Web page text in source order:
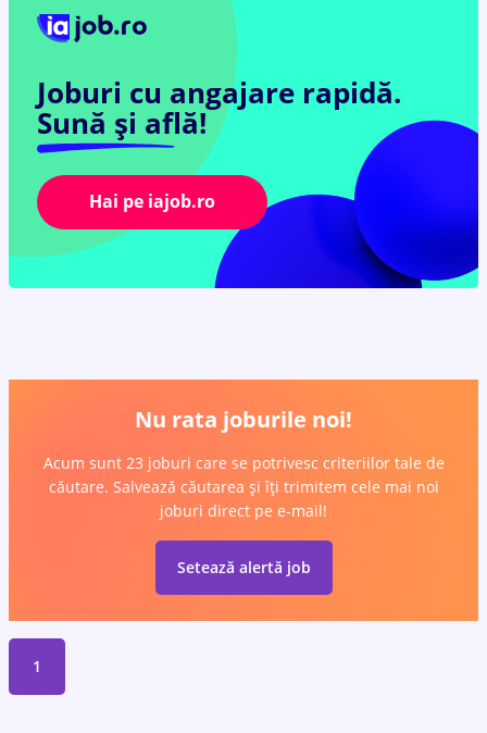
Joburi cu angajare rapidă.
Sună și află!
Hai pe iajob.ro
Nu rata joburile noi!
Acum sunt 23 joburi care se potrivesc criteriilor tale de
căutare. Salvează căutarea și îți trimitem cele mai noi
joburi direct pe e-mail!
Setează alertă job
1